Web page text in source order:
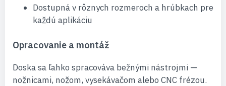
Dostupná v rôznych rozmeroch a hrúbkach pre
každú aplikáciu
Opracovanie a montáž
Doska sa ľahko spracováva bežnými nástrojmi —
nožnicami, nožom, vysekávačom alebo CNC frézou.